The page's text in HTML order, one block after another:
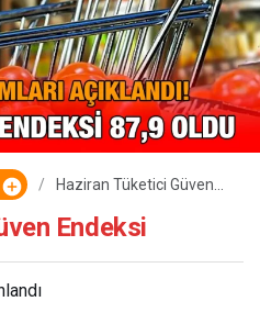
Haziran Tüketici Güven
Endeksi